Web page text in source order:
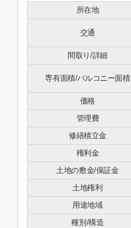
所在地
交通
間取り/詳細
専有面積/バルコニー面積
価格
管理費
修繕積立金
権利金
土地の敷金/保証金
土地権利
用途地域
種別/構造